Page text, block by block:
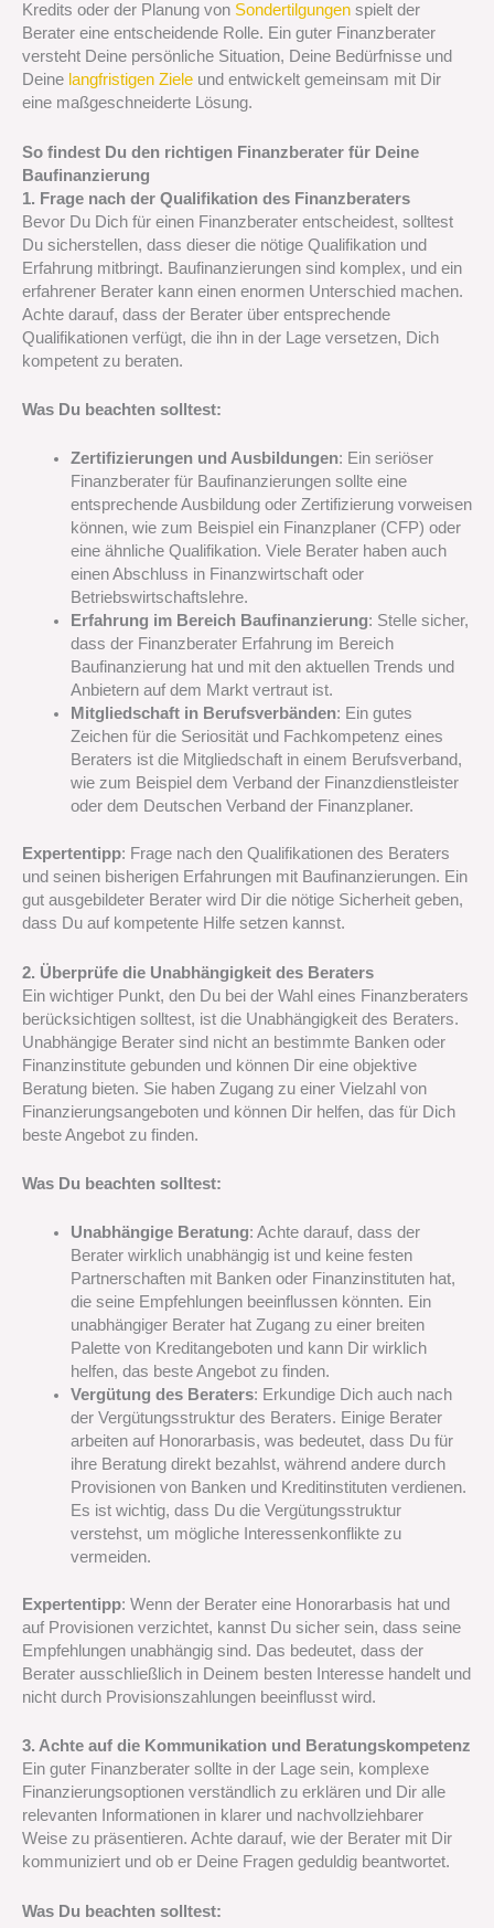
Kredits oder der Planung von Sondertilgungen spielt der
Berater eine entscheidende Rolle. Ein guter Finanzberater
versteht Deine persönliche Situation, Deine Bedürfnisse und
Deine langfristigen Ziele und entwickelt gemeinsam mit Dir
eine maßgeschneiderte Lösung.
So findest Du den richtigen Finanzberater für Deine
Baufinanzierung
1. Frage nach der Qualifikation des Finanzberaters
Bevor Du Dich für einen Finanzberater entscheidest, solltest
Du sicherstellen, dass dieser die nötige Qualifikation und
Erfahrung mitbringt. Baufinanzierungen sind komplex, und ein
erfahrener Berater kann einen enormen Unterschied machen.
Achte darauf, dass der Berater über entsprechende
Qualifikationen verfügt, die ihn in der Lage versetzen, Dich
kompetent zu beraten.
Was Du beachten solltest:
Zertifizierungen und Ausbildungen: Ein seriöser
Finanzberater für Baufinanzierungen sollte eine
entsprechende Ausbildung oder Zertifizierung vorweisen
können, wie zum Beispiel ein Finanzplaner (CFP) oder
eine ähnliche Qualifikation. Viele Berater haben auch
einen Abschluss in Finanzwirtschaft oder
Betriebswirtschaftslehre.
Erfahrung im Bereich Baufinanzierung: Stelle sicher,
dass der Finanzberater Erfahrung im Bereich
Baufinanzierung hat und mit den aktuellen Trends und
Anbietern auf dem Markt vertraut ist.
Mitgliedschaft in Berufsverbänden: Ein gutes
Zeichen für die Seriosität und Fachkompetenz eines
Beraters ist die Mitgliedschaft in einem Berufsverband,
wie zum Beispiel dem Verband der Finanzdienstleister
oder dem Deutschen Verband der Finanzplaner.
Expertentipp: Frage nach den Qualifikationen des Beraters
und seinen bisherigen Erfahrungen mit Baufinanzierungen. Ein
gut ausgebildeter Berater wird Dir die nötige Sicherheit geben,
dass Du auf kompetente Hilfe setzen kannst.
2. Überprüfe die Unabhängigkeit des Beraters
Ein wichtiger Punkt, den Du bei der Wahl eines Finanzberaters
berücksichtigen solltest, ist die Unabhängigkeit des Beraters.
Unabhängige Berater sind nicht an bestimmte Banken oder
Finanzinstitute gebunden und können Dir eine objektive
Beratung bieten. Sie haben Zugang zu einer Vielzahl von
Finanzierungsangeboten und können Dir helfen, das für Dich
beste Angebot zu finden.
Was Du beachten solltest:
Unabhängige Beratung: Achte darauf, dass der
Berater wirklich unabhängig ist und keine festen
Partnerschaften mit Banken oder Finanzinstituten hat,
die seine Empfehlungen beeinflussen könnten. Ein
unabhängiger Berater hat Zugang zu einer breiten
Palette von Kreditangeboten und kann Dir wirklich
helfen, das beste Angebot zu finden.
Vergütung des Beraters: Erkundige Dich auch nach
der Vergütungsstruktur des Beraters. Einige Berater
arbeiten auf Honorarbasis, was bedeutet, dass Du für
ihre Beratung direkt bezahlst, während andere durch
Provisionen von Banken und Kreditinstituten verdienen.
Es ist wichtig, dass Du die Vergütungsstruktur
verstehst, um mögliche Interessenkonflikte zu
vermeiden.
Expertentipp: Wenn der Berater eine Honorarbasis hat und
auf Provisionen verzichtet, kannst Du sicher sein, dass seine
Empfehlungen unabhängig sind. Das bedeutet, dass der
Berater ausschließlich in Deinem besten Interesse handelt und
nicht durch Provisionszahlungen beeinflusst wird.
3. Achte auf die Kommunikation und Beratungskompetenz
Ein guter Finanzberater sollte in der Lage sein, komplexe
Finanzierungsoptionen verständlich zu erklären und Dir alle
relevanten Informationen in klarer und nachvollziehbarer
Weise zu präsentieren. Achte darauf, wie der Berater mit Dir
kommuniziert und ob er Deine Fragen geduldig beantwortet.
Was Du beachten solltest: